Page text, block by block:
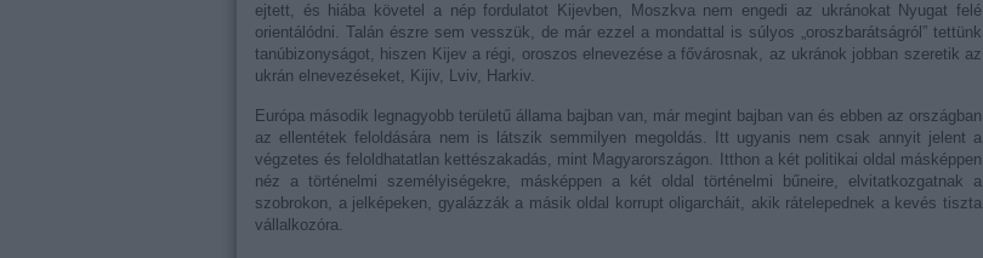
ejtett, és hiába követel a nép fordulatot Kijevben, Moszkva nem engedi az ukránokat Nyugat felé
orientálódni. Talán észre sem vesszük, de már ezzel a mondattal is súlyos „oroszbarátságról” tettünk
tanúbizonyságot, hiszen Kijev a régi, oroszos elnevezése a fővárosnak, az ukránok jobban szeretik az
ukrán elnevezéseket, Kijiv, Lviv, Harkiv.
Európa második legnagyobb területű állama bajban van, már megint bajban van és ebben az országban
az ellentétek feloldására nem is látszik semmilyen megoldás. Itt ugyanis nem csak annyit jelent a
végzetes és feloldhatatlan kettészakadás, mint Magyarországon. Itthon a két politikai oldal másképpen
néz a történelmi személyiségekre, másképpen a két oldal történelmi bűneire, elvitatkozgatnak a
szobrokon, a jelképeken, gyalázzák a másik oldal korrupt oligarcháit, akik rátelepednek a kevés tiszta
vállalkozóra.